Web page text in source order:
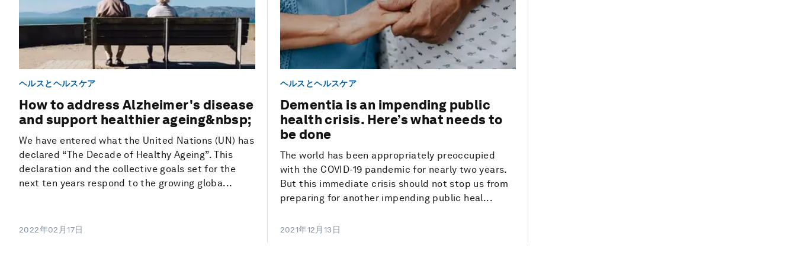
ヘルスとヘルスケア
How to address Alzheimer's disease
and support healthier ageing&nbsp;
We have entered what the United Nations (UN) has
declared “The Decade of Healthy Ageing”. This
declaration and the collective goals set for the
next ten years respond to the growing globa...
2022年02月17日
ヘルスとヘルスケア
Dementia is an impending public
health crisis. Here’s what needs to
be done
The world has been appropriately preoccupied
with the COVID-19 pandemic for nearly two years.
But this immediate crisis should not stop us from
preparing for another impending public heal...
2021年12月13日